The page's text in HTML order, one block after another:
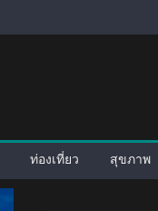
ท่องเที่ยว สุขภาพ